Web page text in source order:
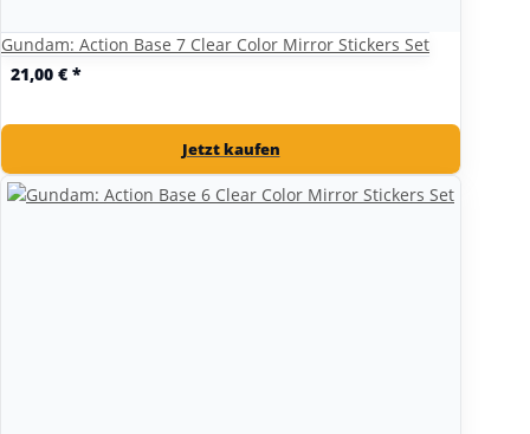
Gundam: Action Base 7 Clear Color Mirror Stickers Set
21,00 € *
Jetzt kaufen